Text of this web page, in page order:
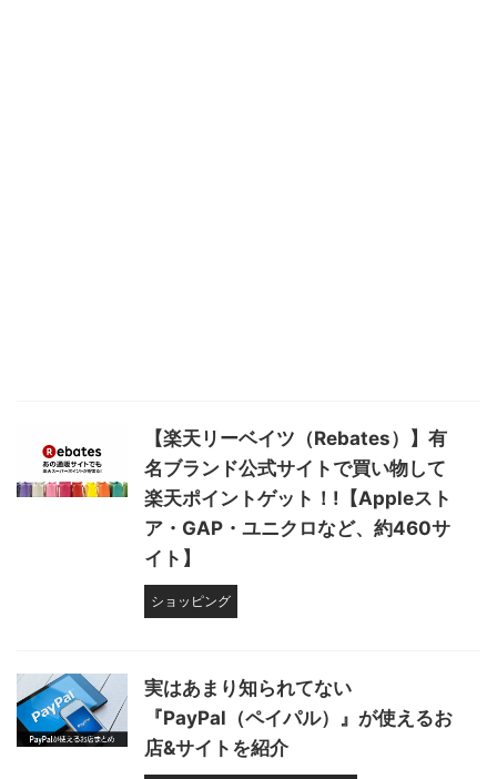
【楽天リーベイツ（Rebates）】有
名ブランド公式サイトで買い物して
楽天ポイントゲット！!【Appleスト
ア・GAP・ユニクロなど、約460サ
イト】
ショッピング
実はあまり知られてない
『PayPal（ペイパル）』が使えるお
店&サイトを紹介